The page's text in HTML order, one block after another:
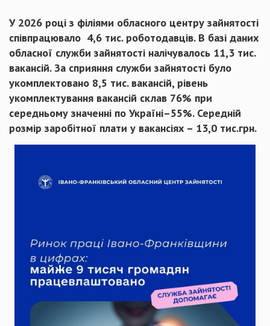
У 2026 році з філіями обласного центру зайнятості
співпрацювало 4,6 тис. роботодавців. В базі даних
обласної служби зайнятості налічувалось 11,3 тис.
вакансій. За сприяння служби зайнятості було
укомплектовано 8,5 тис. вакансій, рівень
укомплектування вакансій склав 76% при
середньому значенні по Україні–55%. Середній
розмір заробітної плати у вакансіях – 13,0 тис.грн.